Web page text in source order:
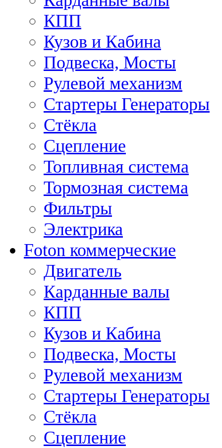
КПП
Кузов и Кабина
Подвеска, Мосты
Рулевой механизм
Стартеры Генераторы
Стёкла
Сцепление
Топливная система
Тормозная система
Фильтры
Электрика
Foton коммерческие
Двигатель
Карданные валы
КПП
Кузов и Кабина
Подвеска, Мосты
Рулевой механизм
Стартеры Генераторы
Стёкла
Сцепление